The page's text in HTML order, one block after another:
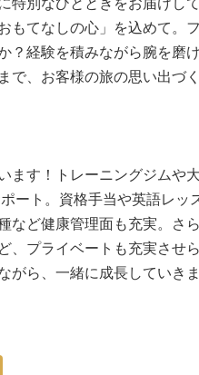
もてなしの心」を込めて。
？経験を積みながら腕を磨
で、お客様の旅の思い出づ
ます！トレーニングジムや
ート。資格手当や英語レッ
など健康管理面も充実。さ
、プライベートも充実させ
ら、一緒に成長していきま